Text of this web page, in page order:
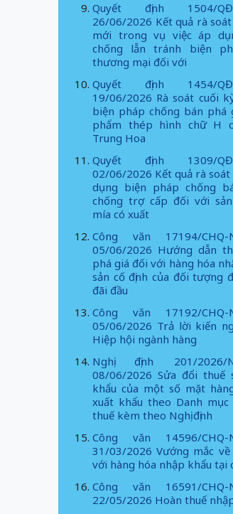
Quyết định 1504/
26/06/2026 Kết quả rà
mới trong vụ việc áp
chống lẫn tránh biện
thương mại đối với
Quyết định 1454/
19/06/2026 Rà soát cuối
biện pháp chống bán phá
phẩm thép hình chữ H
Trung Hoa
Quyết định 1309/
02/06/2026 Kết quả rà soát
dụng biện pháp chống
chống trợ cấp đối với
mía có xuất
Công văn 17194/CHQ-
05/06/2026 Hướng dẫn
phá giá đối với hàng hóa
sản cố định của đối tượng
đãi đầu
Công văn 17192/CHQ-
05/06/2026 Trả lời kiến
Hiệp hội ngành hàng
Nghị định 201/2026/
08/06/2026 Sửa đổi thuế
khẩu của một số mặt
xuất khẩu theo Danh mục
thuế kèm theo Nghị định
Công văn 14596/CHQ-
31/03/2026 Vướng mắc
với hàng hóa nhập khẩu tại
Công văn 16591/CHQ-
22/05/2026 Hoàn thuế